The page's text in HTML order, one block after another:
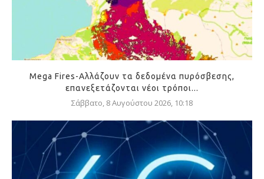
Mega Fires-Αλλάζουν τα δεδομένα πυρόσβεσης,
επανεξετάζονται νέοι τρόποι...
Σάββατο, 8 Αυγούστου 2026, 10:18